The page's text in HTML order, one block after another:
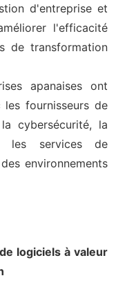
d'entreprise et
l'efficacité
de transformation
apanaises ont
fournisseurs de
cybersécurité, la
les services de
environnements
logiciels à valeur